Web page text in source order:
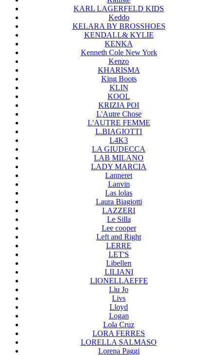
KARL LAGERFELD KIDS
Keddo
KELARA BY BROSSHOES
KENDALL& KYLIE
KENKA
Kenneth Cole New York
Kenzo
KHARISMA
King Boots
KLIN
KOOL
KRIZIA POI
L'Autre Chose
L'AUTRE FEMME
L.BIAGIOTTI
L4K3
LA GIUDECCA
LAB MILANO
LADY MARCIA
Lanneret
Lanvin
Las lolas
Laura Biagiotti
LAZZERI
Le Silla
Lee cooper
Left and Right
LERRE
LET'S
Libellen
LILIANI
LIONELLAEFFE
Liu Jo
Livs
Lloyd
Logan
Lola Cruz
LORA FERRES
LORELLA SALMASO
Lorena Paggi